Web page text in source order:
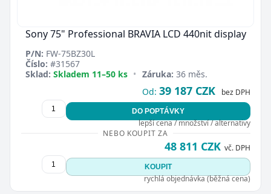
Sony 75" Professional BRAVIA LCD 440nit display
P/N: FW-75BZ30L
Číslo: #31567
Sklad: Skladem 11–50 ks • Záruka: 36 měs.
Od: 39 187 CZK bez DPH
DO POPTÁVKY
lepší cena / množství / alternativy
NEBO KOUPIT ZA
48 811 CZK vč. DPH
KOUPIT
rychlá objednávka (běžná cena)